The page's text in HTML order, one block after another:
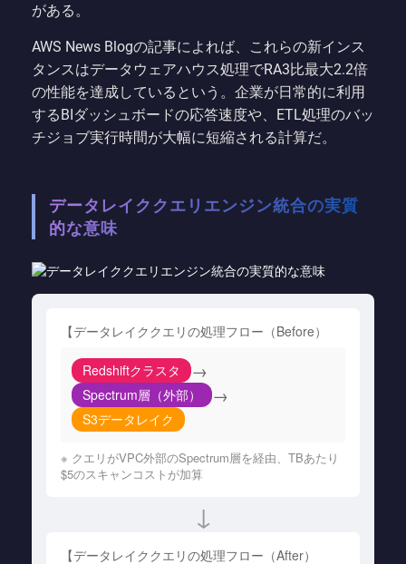
がある。
AWS News Blogの記事によれば、これらの新インス
タンスはデータウェアハウス処理でRA3比最大2.2倍
の性能を達成しているという。企業が日常的に利用
するBIダッシュボードの応答速度や、ETL処理のバッ
チジョブ実行時間が大幅に短縮される計算だ。
データレイククエリエンジン統合の実質
的な意味
【データレイククエリの処理フロー（Before）
Redshiftクラスタ →
Spectrum層（外部） →
S3データレイク
※ クエリがVPC外部のSpectrum層を経由、TBあたり
$5のスキャンコストが加算
↓
【データレイククエリの処理フロー（After）